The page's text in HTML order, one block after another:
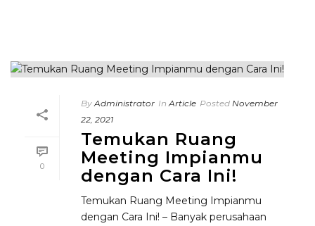
0
By Administrator In Article Posted November
22, 2021
Temukan Ruang
Meeting Impianmu
dengan Cara Ini!
Temukan Ruang Meeting Impianmu
dengan Cara Ini! – Banyak perusahaan